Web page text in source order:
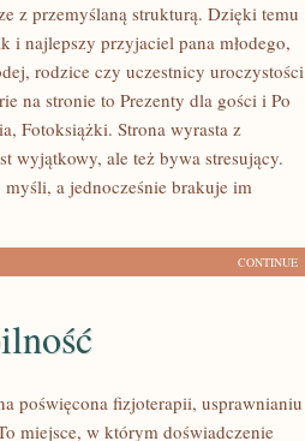
z przemyślaną strukturą. Dzięki temu
i najlepszy przyjaciel pana młodego,
rodzice czy uczestnicy uroczystości
na stronie to Prezenty dla gości i Po
Fotoksiążki. Strona wyrasta z
wyjątkowy, ale też bywa stresujący.
a jednocześnie brakuje im
CONTINUE
poświęcona fizjoterapii, usprawnianiu
miejsce, w którym doświadczenie